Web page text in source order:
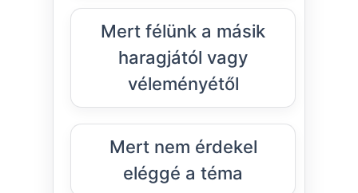
Mert félünk a másik
haragjától vagy
véleményétől
Mert nem érdekel
eléggé a téma